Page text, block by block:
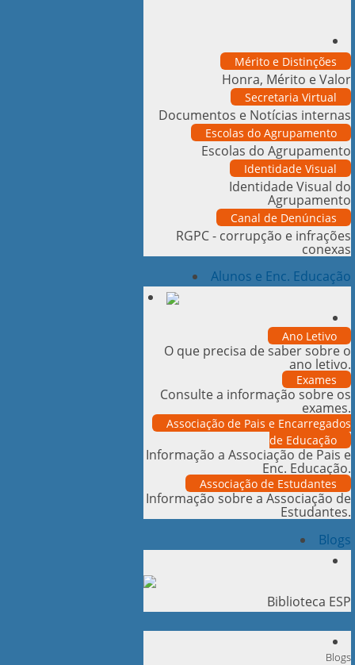
Mérito e Distinções
Honra, Mérito e Valor
Secretaria Virtual
Documentos e Notícias internas
Escolas do Agrupamento
Escolas do Agrupamento
Identidade Visual
Identidade Visual do
Agrupamento
Canal de Denúncias
RGPC - corrupção e infrações
conexas
Alunos e Enc. Educação
Ano Letivo
O que precisa de saber sobre o
ano letivo.
Exames
Consulte a informação sobre os
exames.
Associação de Pais e Encarregados
de Educação
Informação a Associação de Pais e
Enc. Educação.
Associação de Estudantes
Informação sobre a Associação de
Estudantes.
Blogs
Biblioteca ESP
Blogs